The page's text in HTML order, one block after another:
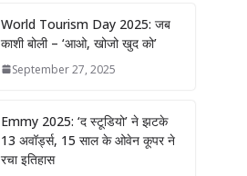
World Tourism Day 2025: जब
काशी बोली – ‘आओ, खोजो खुद को’
September 27, 2025
Emmy 2025: ‘द स्टूडियो’ ने झटके
13 अवॉर्ड्स, 15 साल के ओवेन कूपर ने
रचा इतिहास